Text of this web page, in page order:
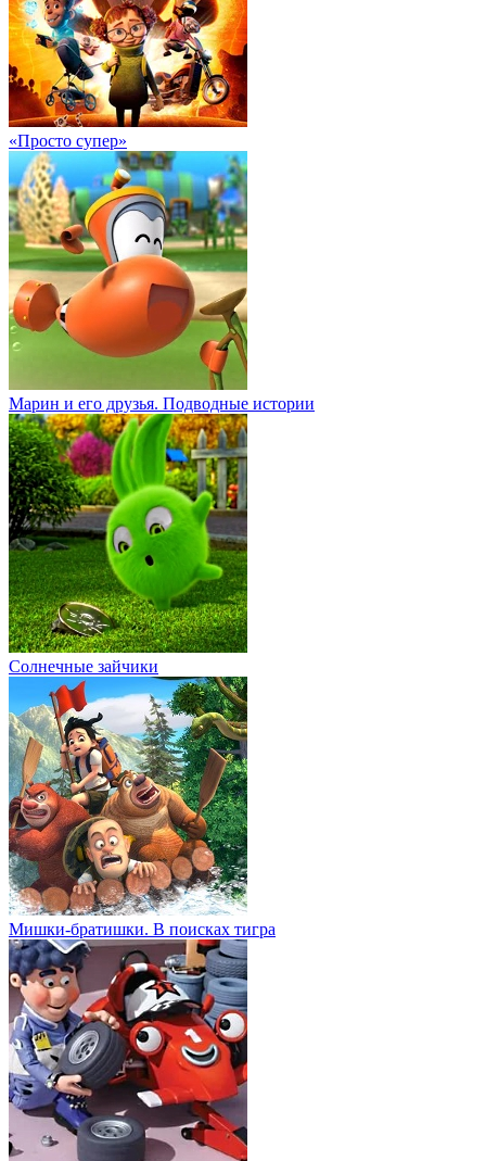
«Просто супер»
Марин и его друзья. Подводные истории
Солнечные зайчики
Мишки-братишки. В поисках тигра